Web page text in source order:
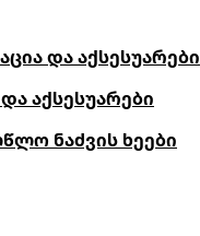
და აქსესუარები
აქსესუარები
ნაძვის ხეები